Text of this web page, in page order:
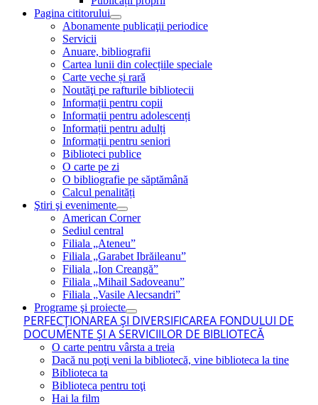
Pagina cititorului
Abonamente publicaţii periodice
Servicii
Anuare, bibliografii
Cartea lunii din colecțiile speciale
Carte veche și rară
Noutăţi pe rafturile bibliotecii
Informații pentru copii
Informații pentru adolescenți
Informații pentru adulți
Informații pentru seniori
Biblioteci publice
O carte pe zi
O bibliografie pe săptămână
Calcul penalități
Ştiri şi evenimente
American Corner
Sediul central
Filiala „Ateneu”
Filiala „Garabet Ibrăileanu”
Filiala „Ion Creangă”
Filiala „Mihail Sadoveanu”
Filiala „Vasile Alecsandri”
Programe şi proiecte
PERFECŢIONAREA ŞI DIVERSIFICAREA FONDULUI DE
DOCUMENTE ŞI A SERVICIILOR DE BIBLIOTECĂ
O carte pentru vârsta a treia
Dacă nu poţi veni la bibliotecă, vine biblioteca la tine
Biblioteca ta
Biblioteca pentru toţi
Hai la film